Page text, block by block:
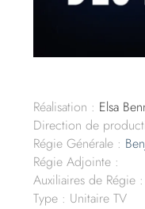
Réalisation : Elsa
Direction de
Régie Générale :
Régie Adjointe :
Auxiliaires de Régie :
Type : Unitaire TV